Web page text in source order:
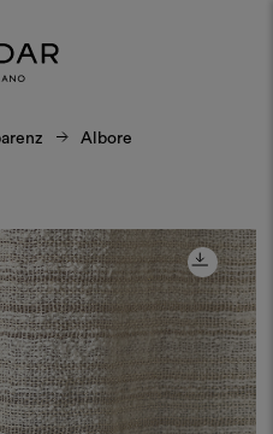
Albore